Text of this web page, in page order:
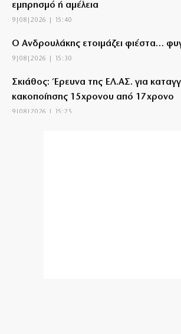
εμπρησμό ή αμέλεια
9|08|2026 | 15:40
Ο Ανδρουλάκης ετοιμάζει φιέστα…
9|08|2026 | 15:30
Σκιάθος: Έρευνα της ΕΛ.ΑΣ. για
κακοποίησης 15χρονου από 17χρονο
9|08|2026 | 15:25